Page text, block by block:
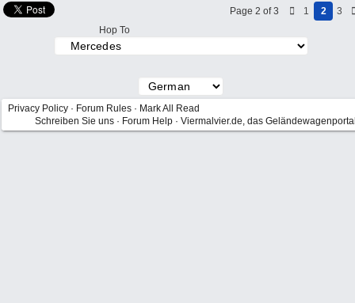
Page 2 of 3 1 2
3
Hop To
Privacy Policy · Forum Rules · Mark All Read
Schreiben Sie uns · Forum Help · Viermalvier.de, das